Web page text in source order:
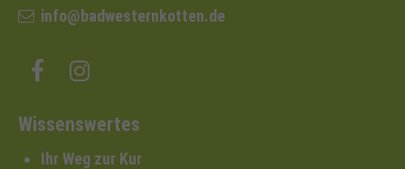
info@badwesternkotten.de
Wissenswertes
Ihr Weg zur Kur